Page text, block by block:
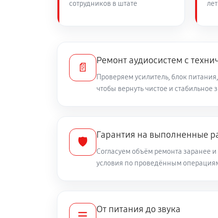
сотрудников в штате
📄
Ремонт аудиосистем с
Проверяем усилитель, блок
чтобы вернуть чистое и стабильное
🛡️
Гарантия на выполненные
Согласуем объём ремонта заранее
условия по проведённым
От питания до звука